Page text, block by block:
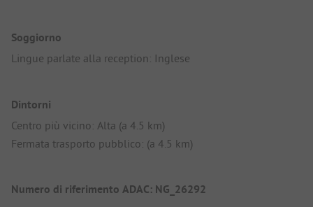
Soggiorno
Lingue parlate alla reception: Inglese
Dintorni
Centro più vicino: Alta (a 4.5 km)
Fermata trasporto pubblico: (a 4.5 km)
Numero di riferimento ADAC: NG_26292